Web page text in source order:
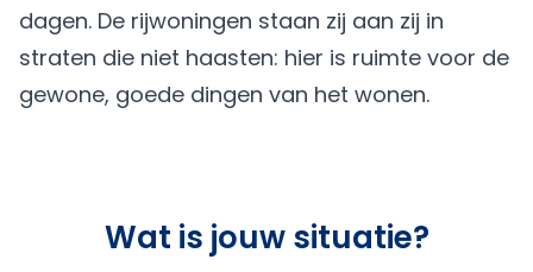
dagen. De rijwoningen staan zij aan zij in
straten die niet haasten: hier is ruimte voor de
gewone, goede dingen van het wonen.
Wat is jouw situatie?